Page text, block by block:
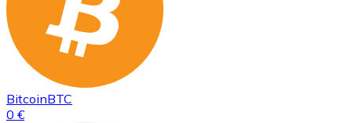
BitcoinBTC
0 €